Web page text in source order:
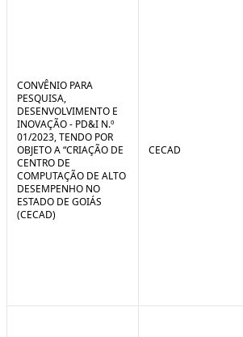
CONVÊNIO PARA
PESQUISA,
DESENVOLVIMENTO E
INOVAÇÃO - PD&I N.º
01/2023, TENDO POR
OBJETO A “CRIAÇÃO DE
CENTRO DE
COMPUTAÇÃO DE ALTO
DESEMPENHO NO
ESTADO DE GOIÁS
(CECAD)
CECAD